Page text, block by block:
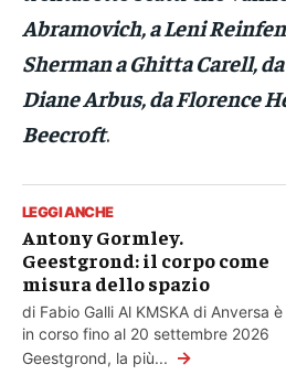
Abramovich, a Leni
Sherman a Ghitta Carell,
Diane Arbus, da Florence
Beecroft.
LEGGI ANCHE
Antony Gormley.
Geestgrond: il corpo come
misura dello spazio
di Fabio Galli Al KMSKA di Anversa è
in corso fino al 20 settembre 2026
Geestgrond, la più... →